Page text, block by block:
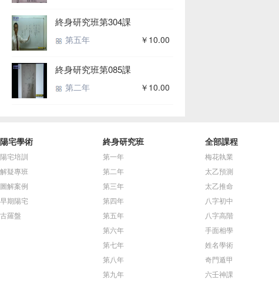
終身研究班第304課
第五年 ￥10.00
終身研究班第085課
第二年 ￥10.00
陽宅學術
陽宅培訓
解疑專班
圖解案例
早期陽宅
古羅盤
終身研究班
第一年
第二年
第三年
第四年
第五年
第六年
第七年
第八年
第九年
全部課程
梅花執業
太乙預測
太乙推命
八字初中
八字高階
手面相學
姓名學術
奇門遁甲
六壬神課